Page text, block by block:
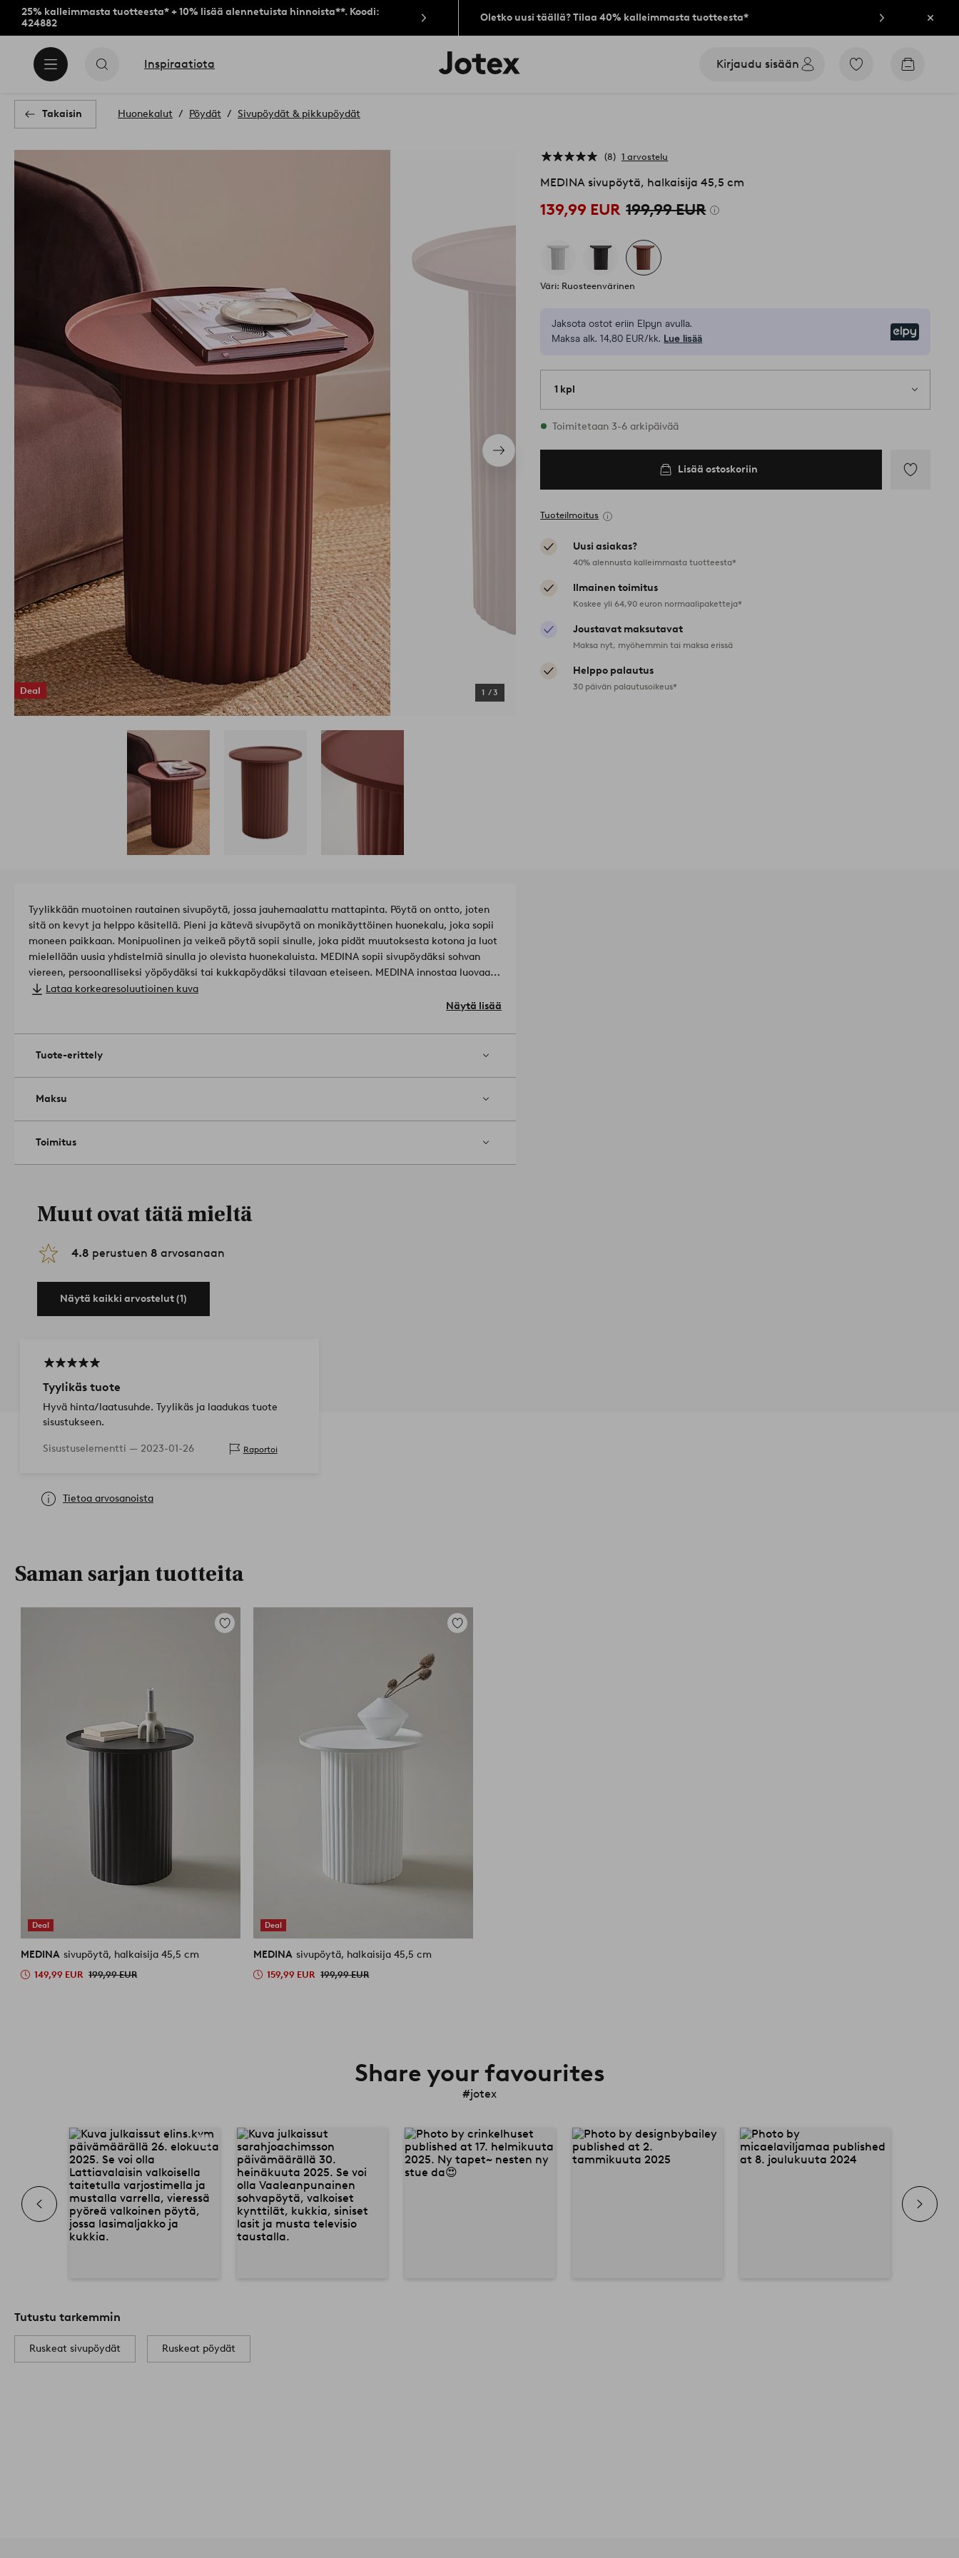
25% kalleimmasta tuotteesta* + 10% lisää alennetuista hinnoista**. Koodi:
424882
Oletko uusi täällä? Tilaa 40% kalleimmasta tuotteesta* Sulje
Inspiraatiota
Jotex-
logo
Kirjaudu sisään
Siirry
Siirry
Takaisin Huonekalut Pöydät Sivupöydät & pikkupöydät
Seuraava
tuote
Deal 1 /3
8 1 arvostelu
MEDINA sivupöytä, halkaisija 45,5 cm
139,99 EUR 199,99 EUR
Väri: Ruosteenvärinen
Jaksota ostot eriin Elpyn avulla.
Maksa alk. 14,80 EUR/kk. Lue lisää
1 kpl
Varastossa
Toimitetaan 3-6 arkipäivää
Lisää ostoskoriin
Tuoteilmoitus
Uusi asiakas?
40% alennusta kalleimmasta tuotteesta*
Ilmainen toimitus
Koskee yli 64,90 euron normaalipaketteja*
Joustavat maksutavat
Maksa nyt, myöhemmin tai maksa erissä
Helppo palautus
30 päivän palautusoikeus*
Tyylikkään muotoinen rautainen sivupöytä, jossa jauhemaalattu mattapinta. Pöytä on ontto, joten
sitä on kevyt ja helppo käsitellä. Pieni ja kätevä sivupöytä on monikäyttöinen huonekalu, joka sopii
moneen paikkaan. Monipuolinen ja veikeä pöytä sopii sinulle, joka pidät muutoksesta kotona ja luot
mielellään uusia yhdistelmiä sinulla jo olevista huonekaluista. MEDINA sopii sivupöydäksi sohvan
viereen, persoonalliseksi yöpöydäksi tai kukkapöydäksi tilavaan eteiseen. MEDINA innostaa luovaan
sisustamiseen.Materiaali: Rautaa.
Hoito-ohje: Pyyhitään kevyesti kostutetulla tai kuivalla liinalla.Tuotenumero: 1687826-04-0
Lataa korkearesoluutioinen kuva
Näytä lisää
Tuote-erittely
Maksu
Toimitus
Muut ovat tätä mieltä
4.8 perustuen 8 arvosanaan
Näytä kaikki arvostelut (1)
Tyylikäs tuote
Hyvä hinta/laatusuhde. Tyylikäs ja laadukas tuote
sisustukseen.
Sisustuselementti — 2023-01-26 Raportoi
Tietoa arvosanoista
Saman sarjan tuotteita
Deal
Lisää
MEDINA sivupöytä, halkaisija 45,5 cm
149,99 EUR 199,99 EUR
Deal
Lisää
MEDINA sivupöytä, halkaisija 45,5 cm
159,99 EUR 199,99 EUR
Share your favourites
#jotex
Tutustu tarkemmin
Ruskeat sivupöydät Ruskeat pöydät